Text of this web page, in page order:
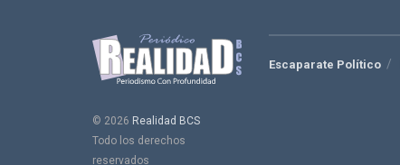
© 2026 Realidad BCS
Todo los derechos
reservados
Escaparate Político